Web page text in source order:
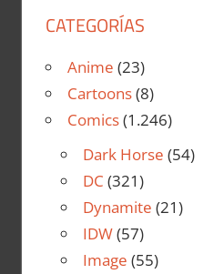
CATEGORÍAS
Anime (23)
Cartoons(8)
Comics(1.246)
Dark Horse (54)
DC (321)
Dynamite (21)
IDW(57)
Image (55)